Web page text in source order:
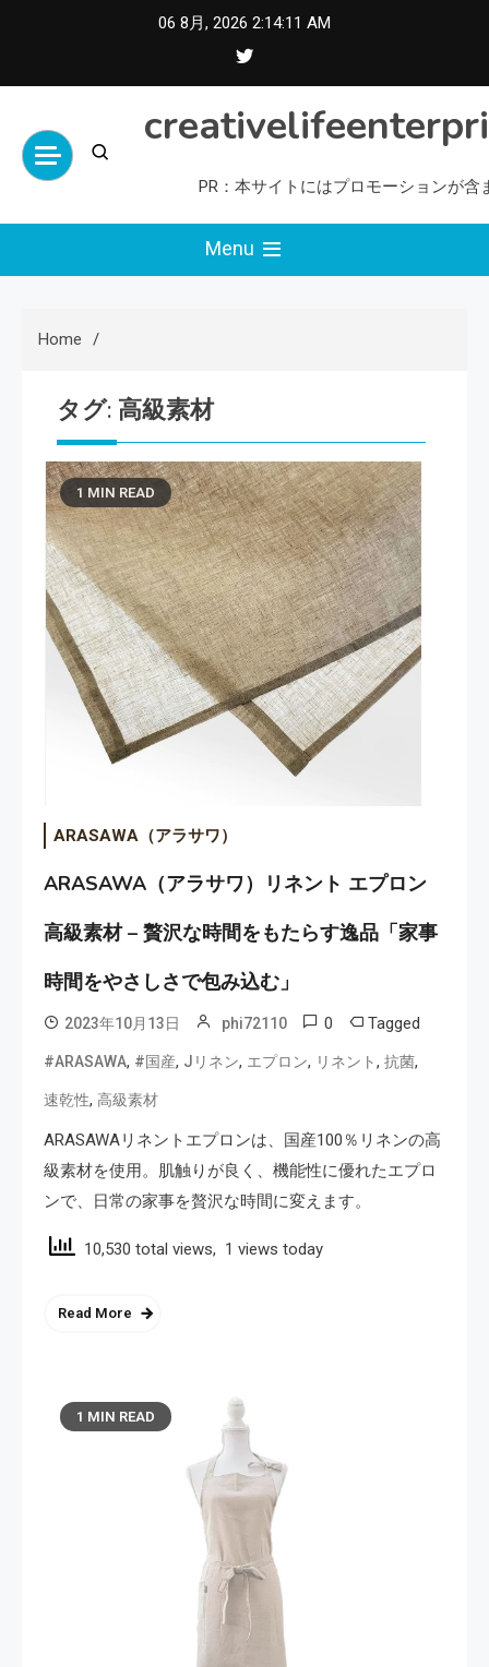
06 8月, 2026 2:14:12 AM
PR：本サイトにはプロモーションが含
Menu
Home
タグ: 高級素材
1 MIN READ
ARASAWA（アラサワ）
ARASAWA（アラサワ）リネント エプロン
高級素材 – 贅沢な時間をもたらす逸品「家事
時間をやさしさで包み込む」
2023年10月13日 phi72110 0 Tagged
#ARASAWA, #国産, Jリネン, エプロン, リネント, 抗菌,
速乾性, 高級素材
ARASAWAリネントエプロンは、国産100％リネンの高
級素材を使用。肌触りが良く、機能性に優れたエプロ
ンで、日常の家事を贅沢な時間に変えます。
10,530 total views, 1 views today
Read More
1 MIN READ